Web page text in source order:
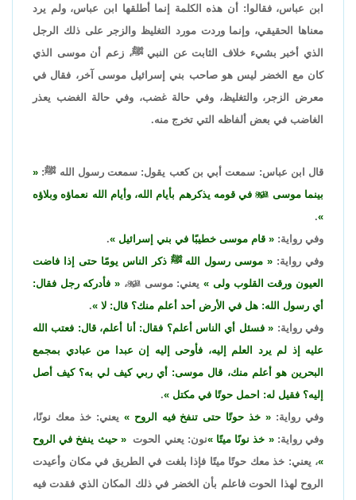
ابن عباس، فقالوا: أن هذه الكلمة إنما أطلقها ابن عباس، ولم يرد
معناها الحقيقي، وإنما وردت مورد التغليظ والزجر على ذلك الرجل
الذي أخبر بشيء خلاف الثابت عن النبي ﷺ، زعم أن موسى الذي
كان مع الخضر ليس هو صاحب بني إسرائيل موسى آخر، فقال في
معرض الزجر، والتغليظ، وفي حالة غضب، وفي حالة الغضب يعذر
الغاضب في بعض ألفاظه التي تخرج منه.
قال ابن عباس: سمعت أبي بن كعب يقول: سمعت رسول الله ﷺ:
بينما موسى في قومه يذكرهم بأيام الله، وأيام الله نعماؤه وبلاؤه
.
وفي رواية:
قام موسى خطيبًا في بني إسرائيل
.
وفي رواية:
موسى رسول الله ﷺ ذكر الناس يومًا حتى إذا فاضت
العيون ورقت القلوب ولى
يعني: موسى،
فأدركه رجل فقال:
أي رسول الله: هل في الأرض أحد أعلم منك؟ قال: لا
.
وفي رواية:
فسئل أي الناس أعلم؟ فقال: أنا أعلم، قال: فعتب الله
عليه إذ لم يرد العلم إليه، فأوحى إليه إن عبدا من عبادي بمجمع
البحرين هو أعلم منك، قال موسى: أي ربي كيف لي به؟ كيف أصل
إليه؟ فقيل له: احمل حوتًا في مكتل
.
وفي رواية:
خذ حوتًا حتى تنفخ فيه الروح
يعني: خذ معك نونًا،
وفي رواية:
خذ نونًا ميتًا نون: يعني الحوت
حيث ينفخ في الروح
، يعني: خذ معك حوتًا ميتًا فإذا بلغت في الطريق في مكان وأعيدت
الروح لهذا الحوت فاعلم بأن الخضر في ذلك المكان الذي فقدت فيه